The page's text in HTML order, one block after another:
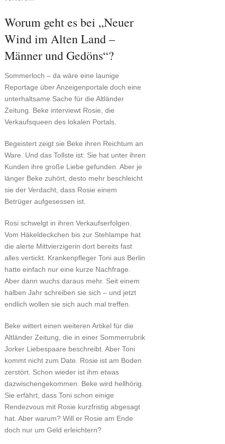
Worum geht es bei „Neuer
Wind im Alten Land –
Männer und Gedöns“?
Sommerloch – da wäre eine launige
Reportage über Anzeigenportale doch eine
unterhaltsame Sache für die Altländer
Zeitung. Beke interviewt Rosie, die
Verkaufsqueen des lokalen Portals.
Begeistert zeigt sie Beke ihren Reichtum an
Ware. Und das Tollste ist: Sie hat unter ihren
Kunden ihre große Liebe gefunden. Aber je
länger Beke zuhört, desto mehr beschleicht
sie der Verdacht, dass Rosie einem
Betrüger aufgesessen ist.
Rosi schwelgt in ihren Verkaufserfolgen.
Vom Häkeldeckchen bis zur Stehlampe hat
die alerte Mittvierzigerin dort bereits fast
alles vertickt. Krankenpfleger Toni aus Berlin
hatte einfach nur eine kurze Nachfrage.
Aber dann wuchs daraus mehr. Seit einem
halben Jahr schreiben sie sich – und jetzt
endlich wollen sie sich auch mal treffen.
Beke wittert einen weiteren Artikel für die
Altländer Zeitung, die in einer Sommerrubrik
Jorker Liebespaare beschreibt. Aber Toni
kommt nicht zum Date. Rosie ist am Boden
zerstört. Schon wieder ist ihm etwas
dazwischengekommen. Beke wird hellhörig.
Sie erfährt, dass Toni schon einige
Rendezvous mit Rosie kurzfristig abgesagt
hat. Aber warum? Will er Rosie am Ende
doch nur um Geld erleichtern?